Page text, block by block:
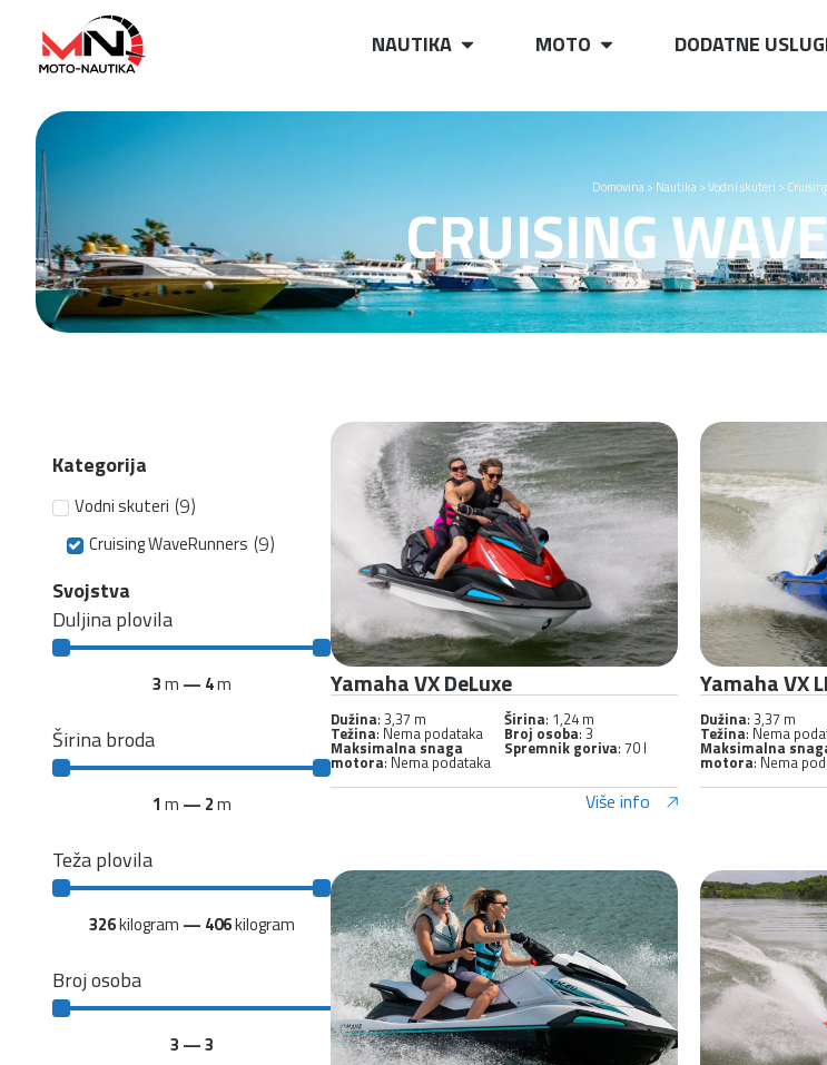
NAUTIKA MOTO DODATNE
Domovina>Nautika>Vodni skuteri >
CRUISING
Kategorija
Vodni skuteri (9)
Cruising WaveRunners (9)
Svojstva
Duljina plovila
3m — 4m
Širina broda
1 m — 2m
Teža plovila
326kilogram — 406kilogram
Broj osoba
3 —3
Yamaha VX DeLuxe
Dužina: 3,37 m Širina: 1,24 m
Težina: Nema podataka Broj osoba: 3
Maksimalna snaga
motora: Nema podataka
Spremnik goriva: 70 l
Više info
Yamaha VX
Dužina: 3,37 m
Težina: Nema
Maksimalna
motora: Nema